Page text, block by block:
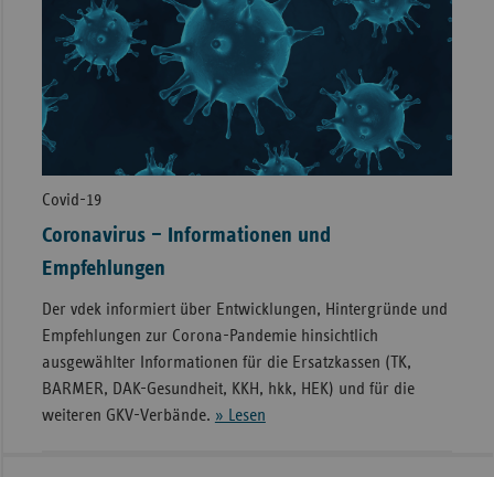
Covid-19
Coronavirus – Informationen und
Empfehlungen
Der vdek informiert über Entwicklungen, Hintergründe und
Empfehlungen zur Corona-Pandemie hinsichtlich
ausgewählter Informationen für die Ersatzkassen (TK,
BARMER, DAK-Gesundheit, KKH, hkk, HEK) und für die
weiteren GKV-Verbände. » Lesen